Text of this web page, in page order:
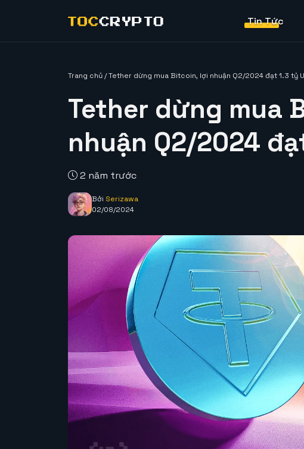
Tin Tức
Trang chủ/Tether dừng mua Bitcoin, lợi nhuận Q2/2024 đạt 1.3 tỷ
Tether dừng mua
nhuận Q2/2024
2 năm trước
Bởi Serizawa
02/08/2024